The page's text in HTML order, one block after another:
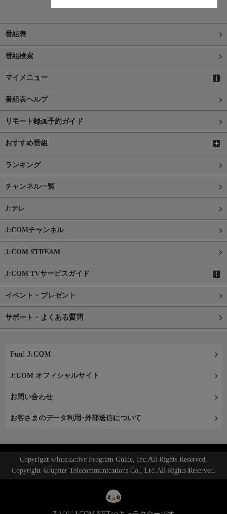
番組表
番組検索
マイメニュー
番組表ヘルプ
リモート録画予約ガイド
おすすめ番組
ランキング
チャンネル一覧
J:テレ
J:COMチャンネル
J:COM STREAM
J:COM TVサービスガイド
イベント・プレゼント
サポート・よくある質問
Fun! J:COM
J:COM オフィシャルサイト
お問い合わせ
お客さまのデータ利用･外部送信について
Copyright ©Interactive Program Guide, Inc.All Rights Reserved.
Copyright ©Jupiter Telecommunications Co., Ltd.All Rights Reserved.